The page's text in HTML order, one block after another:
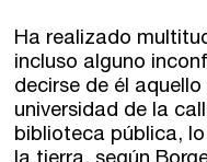
Ha realizado
incluso alguno
decirse de él
universidad de la
biblioteca pública,